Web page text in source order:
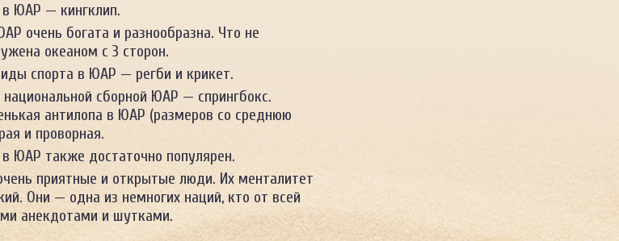
ЮАР — кингклип.
очень богата и разнообразна. Что не
океаном с 3 сторон.
спорта в ЮАР — регби и крикет.
сборной ЮАР — спрингбокс.
антилопа в ЮАР (размеров со среднюю
и проворная.
ЮАР также достаточно популярен.
приятные и открытые люди. Их менталитет
Они — одна из немногих наций, кто от всей
анекдотами и шутками.